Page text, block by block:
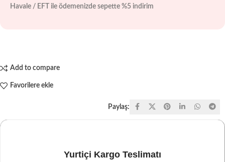
Havale / EFT ile ödemenizde sepette %5 indirim
Add to compare
Favorilere ekle
Paylaş:
Yurtiçi Kargo Teslimatı